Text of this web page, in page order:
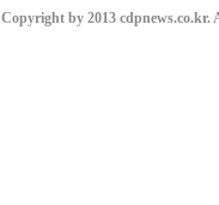
Copyright by 2013 cdpnews.co.kr.